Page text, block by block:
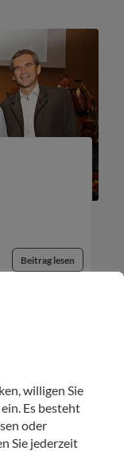
Beitrag lesen
willigen Sie
Es besteht
oder
Sie jederzeit